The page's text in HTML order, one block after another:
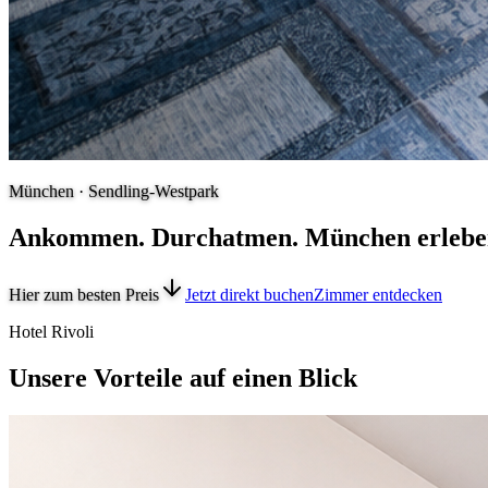
München · Sendling-Westpark
Ankommen. Durchatmen. München
Hier zum besten Preis Jetzt direkt buchenZimmer entdecken
Hotel Rivoli
Unsere Vorteile auf einen Blick